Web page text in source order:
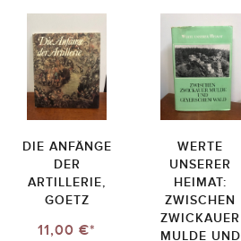
DIE ANFÄNGE
DER
ARTILLERIE,
GOETZ
11,00 €*
WERTE
UNSERER
HEIMAT:
ZWISCHEN
ZWICKAUER
MULDE UND